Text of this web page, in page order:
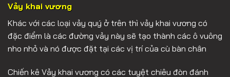
Vảy khai vương
Khác với các loại vảy quý ở trên thì vảy khai vương có
đặc điểm là các đường vảy này sẽ tạo thành các ô vuông
nho nhỏ và nó được đặt tại các vị trí của cù bàn chân
Chiến kê Vảy khai vương có các tuyệt chiêu đòn đánh